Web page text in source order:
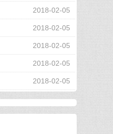
2018-02-05
2018-02-05
2018-02-05
2018-02-05
2018-02-05